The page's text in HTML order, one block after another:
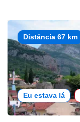
Distância 67 km
Eu estava lá